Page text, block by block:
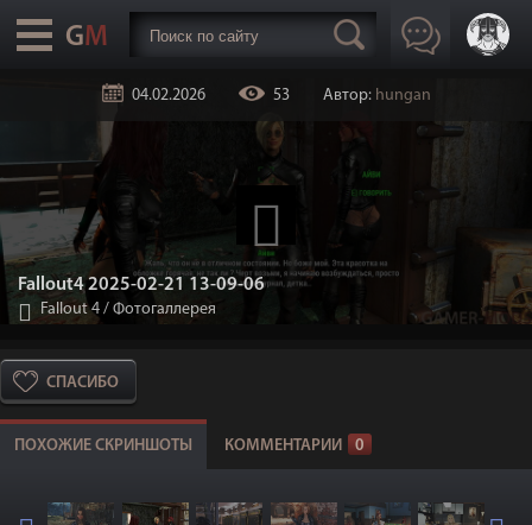
04.02.2026 53 Автор: hungan
Fallout4 2025-02-21 13-09-06
Fallout 4 / Фотогаллерея
СПАСИБО
ПОХОЖИЕ СКРИНШОТЫ КОММЕНТАРИИ 0